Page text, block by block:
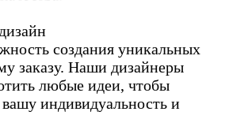
создания уникальных
заказу. Наши дизайнеры
любые идеи, чтобы
индивидуальность и